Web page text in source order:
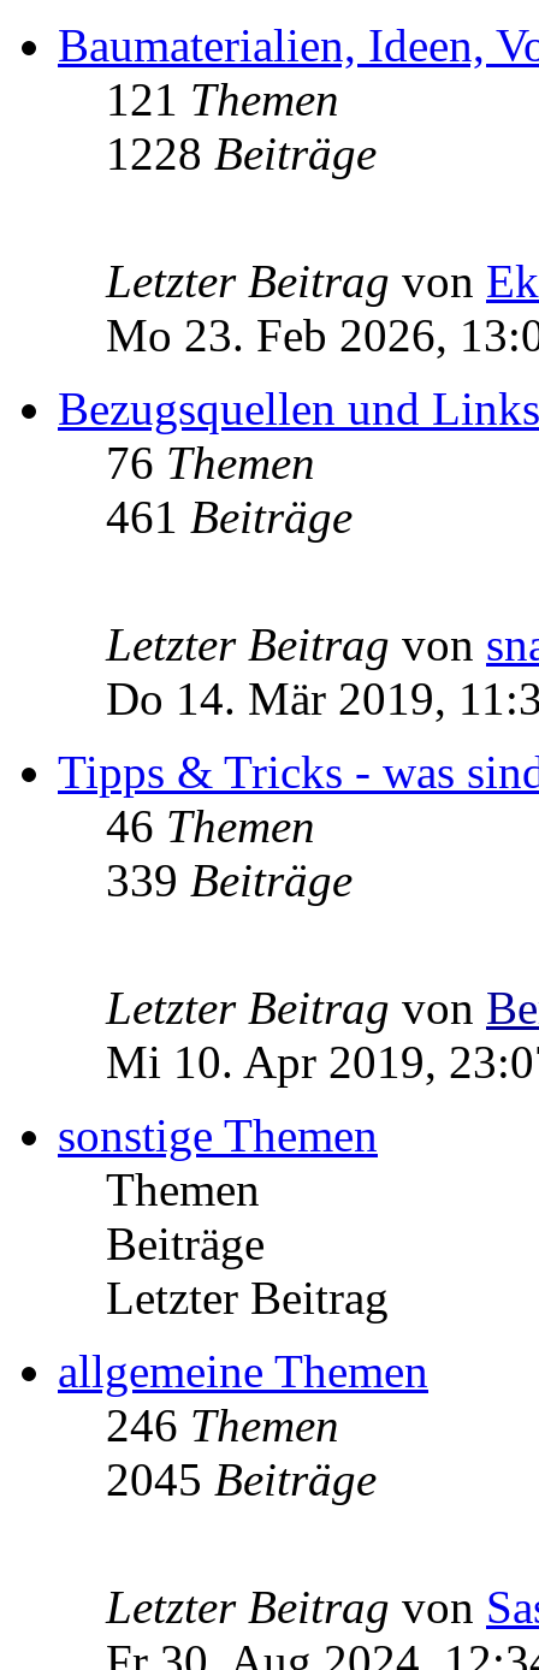
Baumaterialien, Ideen,
121 Themen
1228 Beiträge
Letzter Beitrag von
Mo 23. Feb 2026,
Bezugsquellen und Links
76 Themen
461 Beiträge
Letzter Beitrag von
Do 14. Mär 2019,
Tipps & Tricks - was
46 Themen
339 Beiträge
Letzter Beitrag von
Mi 10. Apr 2019,
sonstige Themen
Themen
Beiträge
Letzter Beitrag
allgemeine Themen
246 Themen
2045 Beiträge
Letzter Beitrag von